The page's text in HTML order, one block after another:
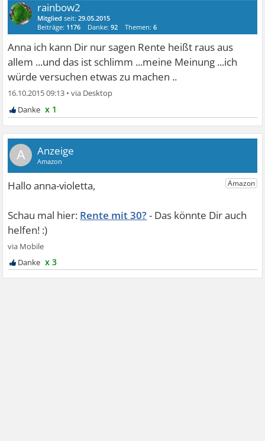
rainbow2
Mitglied seit:29.05.2015
Beiträge: 1176 Danke:92 Themen:6
Anna ich kann Dir nur sagen Rente heißt raus aus
allem ...und das ist schlimm ...meine Meinung ...ich
würde versuchen etwas zu machen ..
16.10.2015 09:13 •
x 1
A
Rente mit 30?
x 3